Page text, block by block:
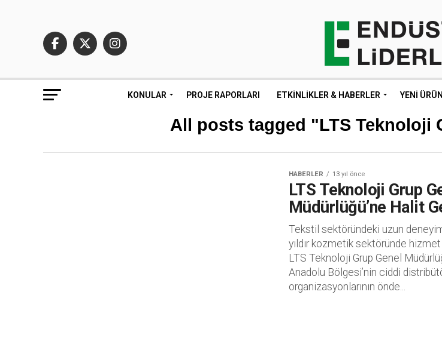
KONULAR PROJE RAPORLARI ETKINLIKLER & HABERLER YENI
All posts tagged "LTS Teknoloji
HABERLER 13 yıl önce
LTS Teknoloji Grup
Müdürlüğü’ne Halit
Tekstil sektöründeki uzun
yıldır kozmetik sektöründe
LTS Teknoloji Grup Genel
Anadolu Bölgesi’nin ciddi
organizasyonlarının önde...